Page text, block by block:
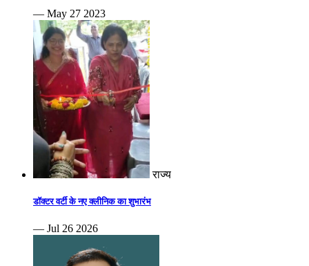
— May 27 2023
राज्य
डॉक्टर वर्टी के नए क्लीनिक का शुभारंभ
— Jul 26 2026